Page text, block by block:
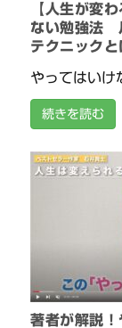
【人生が変
ない勉強法
テクニックと
やってはいけ
続きを読む
著者が解説